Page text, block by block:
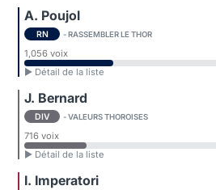
A. Poujol
RN - RASSEMBLER LE THOR
1,056 voix
► Détail de la liste
J. Bernard
DIV - VALEURS THOROISES
716 voix
► Détail de la liste
I. Imperatori